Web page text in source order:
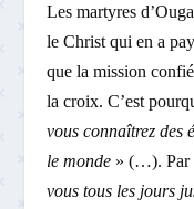
Les martyres
le Christ qui en a
que la mission
la croix. C’est
vous connaîtrez des
le monde » (…). Par
vous tous les jours